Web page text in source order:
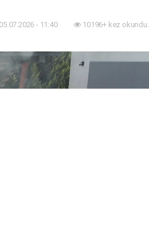
- 11:40 10196+ kez okundu.